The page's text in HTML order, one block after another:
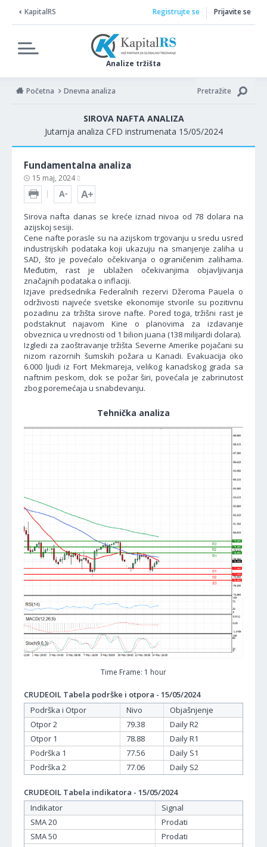
KapitalRS
Analize tržišta
Registrujte se Prijavite se
Početna Dnevna analiza Pretražite
SIROVA NAFTA ANALIZA
Jutarnja analiza CFD instrumenata 15/05/2024
Fundamentalna analiza
15 maj, 2024
Sirova nafta danas se kreće iznad nivoa od 78 dolara na
azijskoj sesiji.
Cene nafte porasle su na azijskom trgovanju u sredu usred
industrijskih podataka koji ukazuju na smanjenje zaliha u
SAD, što je povećalo očekivanja o ograničenim zalihama.
Međutim, rast je ublažen očekivanjima objavljivanja
značajnih podataka o inflaciji.
Izjave predsednika Federalnih rezervi Džeroma Pauela o
održivosti najveće svetske ekonomije stvorile su pozitivnu
pozadinu za tržišta sirove nafte. Pored toga, tržišni rast je
podstaknut najavom Kine o planovima za izdavanje
obveznica u vrednosti od 1 bilion juana (138 milijardi dolara).
Izgledi za zaoštravanje tržišta Severne Amerike pojačani su
nizom razornih šumskih požara u Kanadi. Evakuacija oko
6.000 ljudi iz Fort Mekmareja, velikog kanadskog grada sa
naftnim peskom, dok se požar širi, povećala je zabrinutost
zbog poremećaja u snabdevanju.
Tehnička analiza
Time Frame: 1 hour
CRUDEOIL Tabela podrške i otpora - 15/05/2024
Podrška i Otpor
Nivo
Objašnjenje
Otpor 2
79.38
Daily R2
Otpor 1
78.88
Daily R1
Podrška 1
77.56
Daily S1
Podrška 2
77.06 Daily S2
CRUDEOIL Tabela indikatora - 15/05/2024
Indikator
Signal
SMA 20
Prodati
SMA 50
Prodati